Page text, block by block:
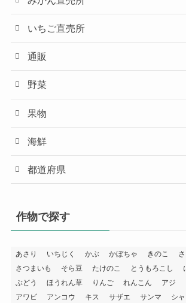
いちご直売所
通販
野菜
果物
海鮮
都道府県
作物で探す
あさり いちじく かぶ かぼちゃ きのこ
さつまいも
そら豆 たけのこ とうもろこし
ぶどう
ほうれん草 りんご れんこん アジ
アワビ
アンコウ キス サザエ サンマ シ